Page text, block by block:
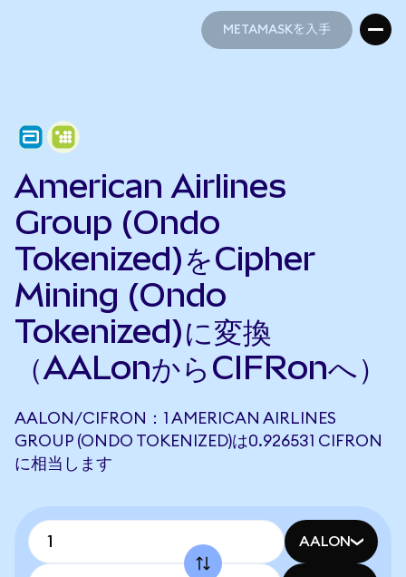
METAMASKを入手
American Airlines
Group (Ondo
Tokenized)をCipher
Mining (Ondo
Tokenized)に変換
（AALonからCIFRonへ）
AALON/CIFRON：1 AMERICAN AIRLINES
GROUP (ONDO TOKENIZED)は0.926531 CIFRON
に相当します
AALON